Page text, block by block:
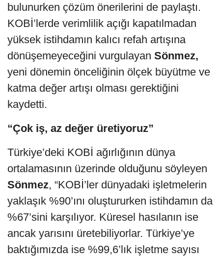
bulunurken çözüm önerilerini de paylaştı.
KOBİ’lerde verimlilik açığı kapatılmadan
yüksek istihdamın kalıcı refah artışına
dönüşemeyeceğini vurgulayan Sönmez,
yeni dönemin önceliğinin ölçek büyütme ve
katma değer artışı olması gerektiğini
kaydetti.
“Çok iş, az değer üretiyoruz”
Türkiye’deki KOBİ ağırlığının dünya
ortalamasının üzerinde olduğunu söyleyen
Sönmez, “KOBİ’ler dünyadaki işletmelerin
yaklaşık %90’ını oluştururken istihdamın da
%67’sini karşılıyor. Küresel hasılanın ise
ancak yarısını üretebiliyorlar. Türkiye’ye
baktığımızda ise %99,6’lık işletme sayısı